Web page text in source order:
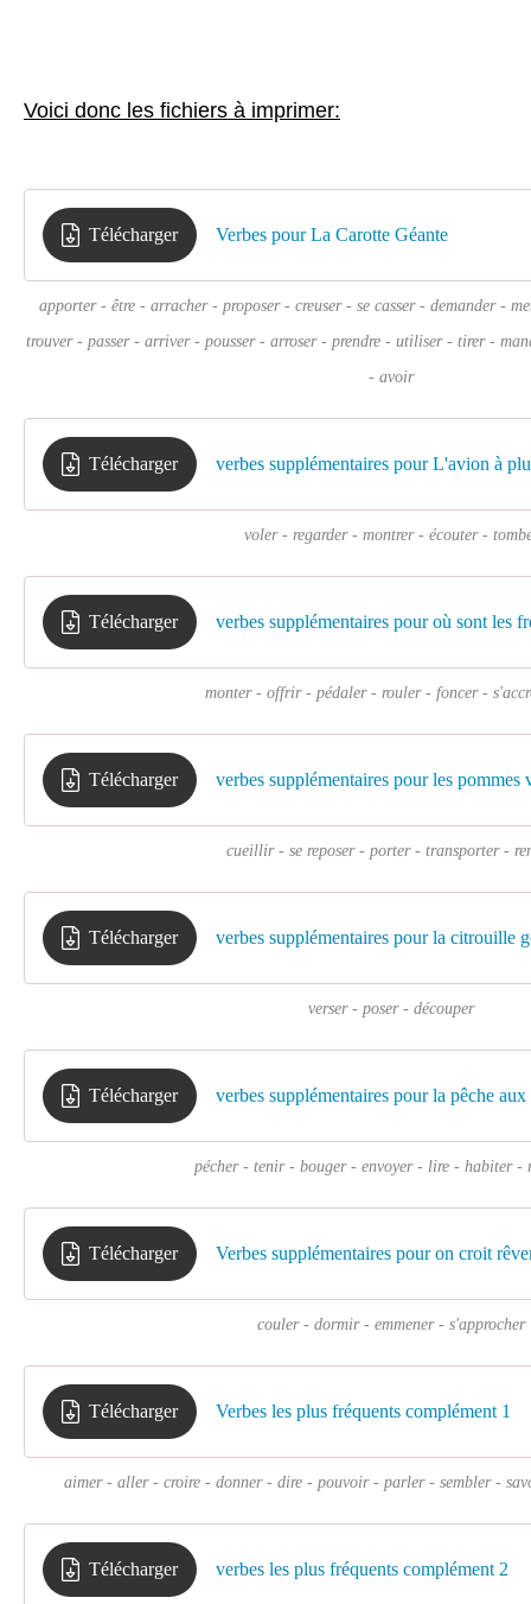
Voici donc les fichiers à imprimer:
Télécharger Verbes pour La Carotte Géante
apporter - être - arracher - proposer - creuser - se casser - demander -
trouver - passer - arriver - pousser - arroser - prendre - utiliser - tirer -
- avoir
Télécharger verbes supplémentaires pour L'avion à
voler - regarder - montrer - écouter -
Télécharger verbes supplémentaires pour où sont les
monter - offrir - pédaler - rouler - foncer -
Télécharger verbes supplémentaires pour les pommes
cueillir - se reposer - porter - transporter -
Télécharger verbes supplémentaires pour la citrouille
verser - poser - découper
Télécharger verbes supplémentaires pour la pêche aux
pécher - tenir - bouger - envoyer - lire - habiter -
Télécharger Verbes supplémentaires pour on croit
couler - dormir - emmener - s'approcher
Télécharger Verbes les plus fréquents complément 1
aimer - aller - croire - donner - dire - pouvoir - parler - sembler -
Télécharger verbes les plus fréquents complément 2